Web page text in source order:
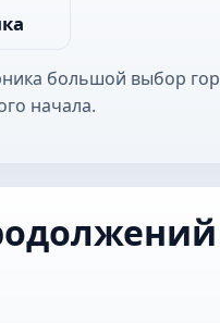
большой выбор
начала.